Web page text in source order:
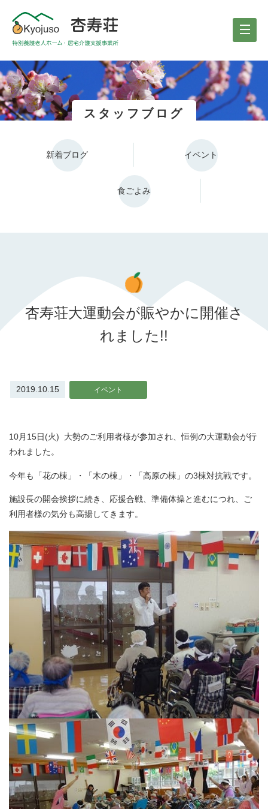
スタッフブログ
新着ブログ イベント
食ごよみ
杏寿荘大運動会が賑やかに開催さ
れました!!
2019.10.15 イベント
10月15日(火) 大勢のご利用者様が参加され、恒例の大運動会が行
われました。
今年も「花の棟」・「木の棟」・「高原の棟」の3棟対抗戦です。
施設長の開会挨拶に続き、応援合戦、準備体操と進むにつれ、ご
利用者様の気分も高揚してきます。